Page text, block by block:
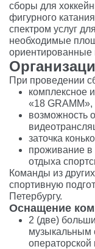
сборы для
фигурного
спектром услуг
необходимые
ориентированные
При проведении
комплексное
«18
возможность
заточка
проживание в
отдыха
Команды из
спортивную
Петербургу.
Оснащение
2 (две)
музыкальным